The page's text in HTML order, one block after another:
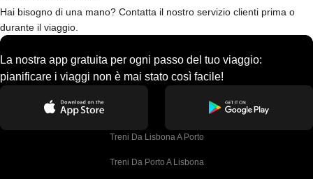
Hai bisogno di una mano? Contatta il nostro servizio clienti prima o
durante il viaggio.
La nostra app gratuita per ogni passo del tuo viaggio:
pianificare i viaggi non è mai stato così facile!
Treni Da Lisbona A Porto
Treni Da Porto A Lisbona